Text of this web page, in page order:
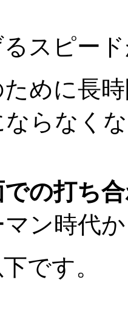
スピー
ために長
らなく
での打ち
ン時代
です。